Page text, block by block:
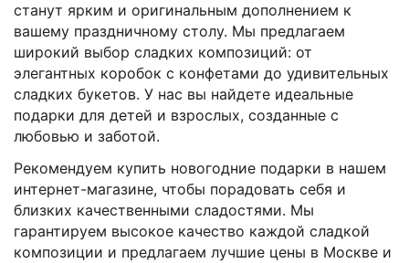
станут ярким и оригинальным дополнением к
вашему праздничному столу. Мы предлагаем
широкий выбор сладких композиций: от
элегантных коробок с конфетами до удивительных
сладких букетов. У нас вы найдете идеальные
подарки для детей и взрослых, созданные с
любовью и заботой.
Рекомендуем купить новогодние подарки в нашем
интернет-магазине, чтобы порадовать себя и
близких качественными сладостями. Мы
гарантируем высокое качество каждой сладкой
композиции и предлагаем лучшие цены в Москве и